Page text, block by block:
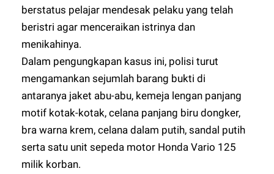
berstatus pelajar mendesak pelaku yang telah
beristri agar menceraikan istrinya dan
menikahinya.
Dalam pengungkapan kasus ini, polisi turut
mengamankan sejumlah barang bukti di
antaranya jaket abu-abu, kemeja lengan panjang
motif kotak-kotak, celana panjang biru dongker,
bra warna krem, celana dalam putih, sandal putih
serta satu unit sepeda motor Honda Vario 125
milik korban.